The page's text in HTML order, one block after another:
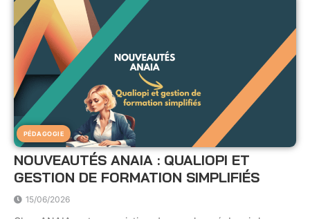
PÉDAGOGIE
NOUVEAUTÉS ANAIA : QUALIOPI ET
GESTION DE FORMATION SIMPLIFIÉS
15/06/2026